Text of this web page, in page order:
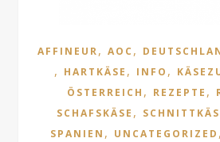
AFFINEUR, AOC ,
, HARTKÄSE , INFO ,
ÖSTERREICH , REZEPTE ,
SCHAFSKÄSE ,
SPANIEN , UNCATEGORIZED ,